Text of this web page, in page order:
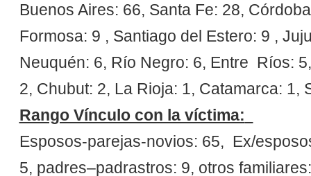
Buenos Aires: 66, Santa Fe: 28,
Formosa: 9 , Santiago del Estero: 9 ,
Neuquén: 6, Río Negro: 6, Entre Ríos:
2, Chubut: 2, La Rioja: 1, Catamarca: 1,
Rango Vínculo con la víctima:
Esposos-parejas-novios: 65, Ex/
5, padres–padrastros: 9, otros